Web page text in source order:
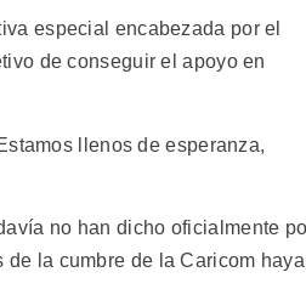
especial encabezada por el
de conseguir el apoyo en
llenos de esperanza,
no han dicho oficialmente
la cumbre de la Caricom haya